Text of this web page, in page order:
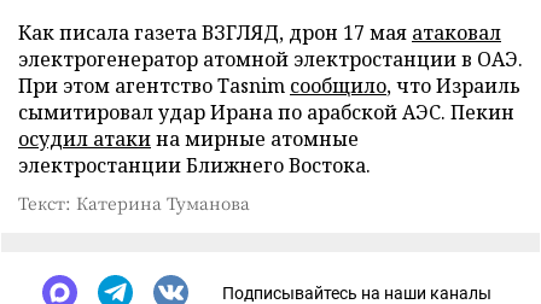
Как писала газета ВЗГЛЯД, дрон 17 мая атаковал
электрогенератор атомной электростанции в ОАЭ.
При этом агентство Tasnim сообщило, что Израиль
сымитировал удар Ирана по арабской АЭС. Пекин
осудил атакина мирные атомные
электростанции Ближнего Востока.
Текст: Катерина Туманова
Подписывайтесь на наши каналы